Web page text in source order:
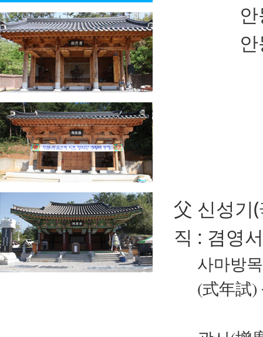
안동진
父 신성기
직 : 겸영
사마방
(式年試)